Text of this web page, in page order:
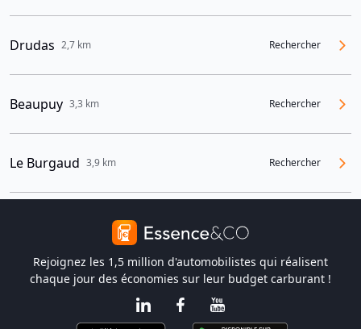
Drudas 2,7 km Rechercher
Beaupuy 3,3 km Rechercher
Le Burgaud 3,9 km Rechercher
Rejoignez les 1,5 million d'automobilistes qui réalisent
chaque jour des économies sur leur budget carburant !